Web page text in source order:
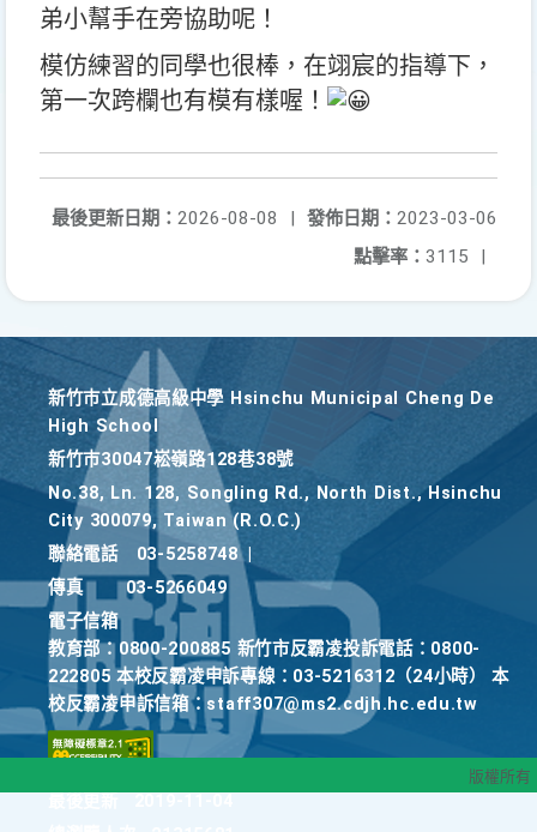
弟小幫手在旁協助呢！
模仿練習的同學也很棒，在翊宸的指導下，
第一次跨欄也有模有樣喔！
發佈日期： 2023-03-06
最後更新日期： 2026-08-08
|
點擊率： 3115 |
新竹巿立成德高級中學 Hsinchu Municipal Cheng De
High School
新竹巿30047崧嶺路128巷38號
No.38, Ln. 128, Songling Rd., North Dist., Hsinchu
City 300079, Taiwan (R.O.C.)
聯絡電話
03-5258748
傳真
03-5266049
電子信箱
教育部：0800-200885 新竹市反霸凌投訴電話：0800-
222805 本校反霸凌申訴專線：03-5216312（24小時） 本
校反霸凌申訴信箱：staff307@ms2.cdjh.hc.edu.tw
版權所有